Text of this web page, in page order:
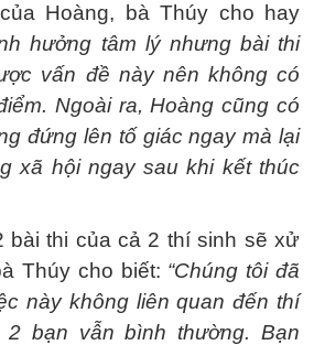
Hoàng, bà Thúy cho hay
hưởng tâm lý nhưng bài thi
vấn đề này nên không có
Ngoài ra, Hoàng cũng có
đứng lên tố giác ngay mà lại
xã hội ngay sau khi kết thúc
bài thi của cả 2 thí sinh sẽ xử
Thúy cho biết: “Chúng tôi đã
này không liên quan đến thí
bạn vẫn bình thường. Bạn